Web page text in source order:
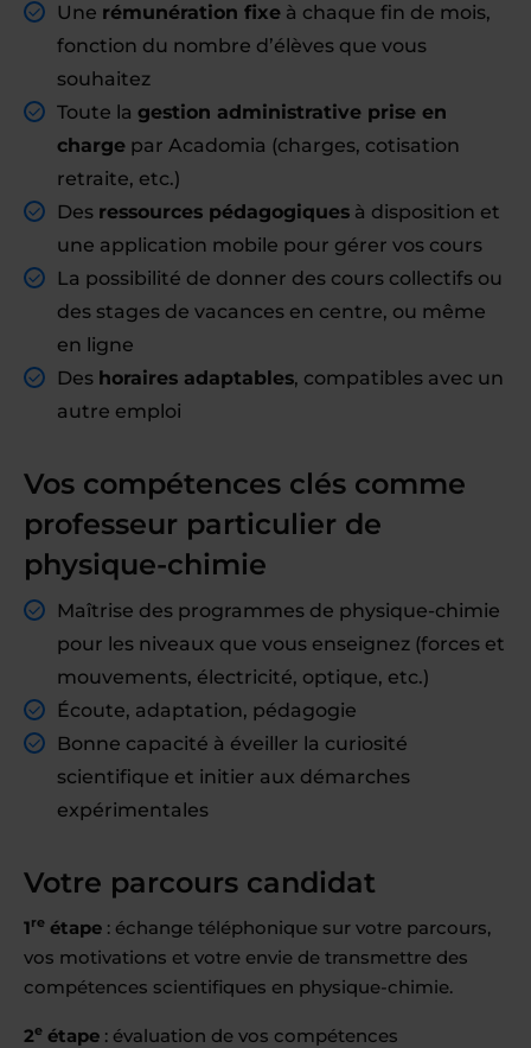
Une rémunération fixe à chaque fin de mois,
fonction du nombre d’élèves que vous
souhaitez
Toute la gestion administrative prise en
charge par Acadomia (charges, cotisation
retraite, etc.)
Des ressources pédagogiques à disposition et
une application mobile pour gérer vos cours
La possibilité de donner des cours collectifs ou
des stages de vacances en centre, ou même
en ligne
Des horaires adaptables, compatibles avec un
autre emploi
Vos compétences clés comme
professeur particulier de
physique-chimie
Maîtrise des programmes de physique-chimie
pour les niveaux que vous enseignez (forces et
mouvements, électricité, optique, etc.)
Écoute, adaptation, pédagogie
Bonne capacité à éveiller la curiosité
scientifique et initier aux démarches
expérimentales
Votre parcours candidat
1re étape : échange téléphonique sur votre parcours,
vos motivations et votre envie de transmettre des
compétences scientifiques en physique-chimie.
2e étape : évaluation de vos compétences